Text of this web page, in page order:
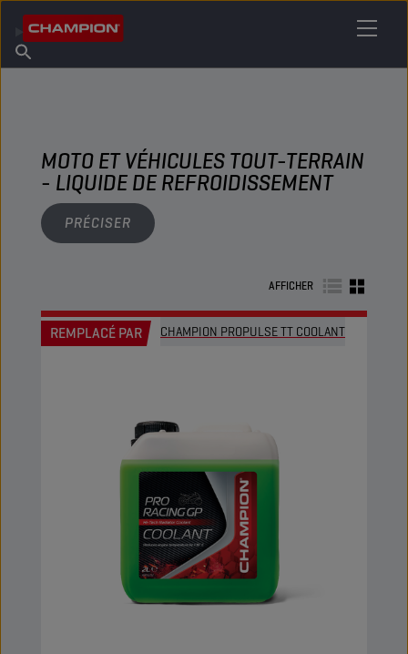
À propos de Champion
Trouver un point de vente
MOTO ET VÉHICULES TOUT-TERRAIN
- LIQUIDE DE REFROIDISSEMENT
PRÉCISER
AFFICHER
REMPLACÉ PAR CHAMPION PROPULSE TT COOLANT